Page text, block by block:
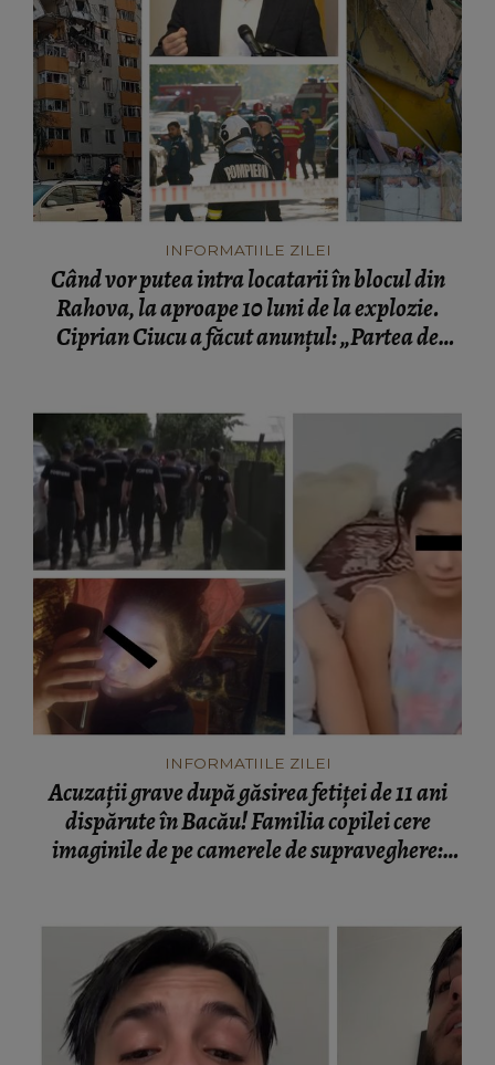
INFORMATIILE ZILEI
Când vor putea intra locatarii în blocul din
Rahova, la aproape 10 luni de la explozie.
Ciprian Ciucu a făcut anunțul: „Partea de
INFORMATIILE ZILEI
Acuzații grave după găsirea fetiței de 11 ani
dispărute în Bacău! Familia copilei cere
imaginile de pe camerele de supraveghere: